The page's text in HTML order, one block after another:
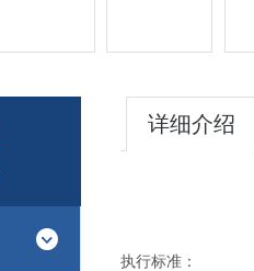
详细介绍
执行标准：